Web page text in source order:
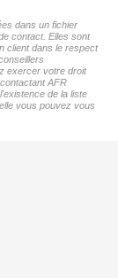
dans un fichier
contact. Elles sont
client dans le respect
exercer votre droit
AFR
de la liste
vous pouvez vous